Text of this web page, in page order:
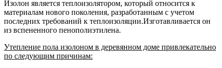
Изолон является теплоизолятором, который относится к
материалам нового поколения, разработанным с учетом
последних требований к теплоизоляции.Изготавливается он
из вспененного пенополиэтилена.
Утепление пола изолоном в деревянном доме привлекательно
по следующим причинам: